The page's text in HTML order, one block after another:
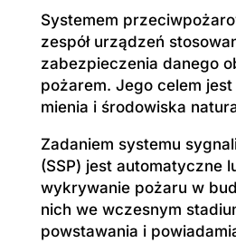
Systemem
zespół urządzeń
zabezpieczenia danego
pożarem. Jego celem
mienia i środowiska
Zadaniem systemu
(SSP) jest automatyczne
wykrywanie pożaru w
nich we wczesnym
powstawania i